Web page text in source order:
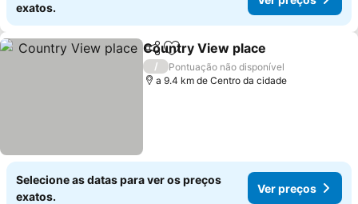
exatos.
PartilharAdicionar aos favoritos
Country View place
/
Pontuação não disponível
a 9.4 km de Centro da cidade
Selecione as datas para ver os preços
exatos.
Ver preços